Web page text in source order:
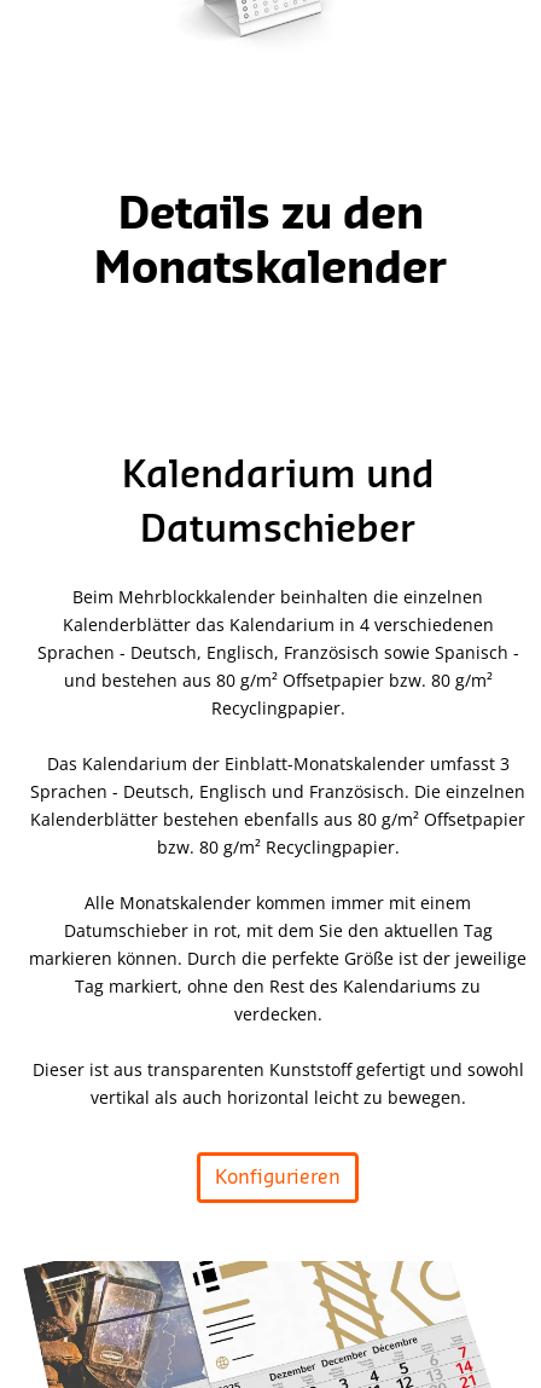
Details zu den
Monatskalender
Kalendarium und
Datumschieber
Beim Mehrblockkalender beinhalten die einzelnen
Kalenderblätter das Kalendarium in 4 verschiedenen
Sprachen - Deutsch, Englisch, Französisch sowie Spanisch -
und bestehen aus 80 g/m² Offsetpapier bzw. 80 g/m²
Recyclingpapier.
Das Kalendarium der Einblatt-Monatskalender umfasst 3
Sprachen - Deutsch, Englisch und Französisch. Die einzelnen
Kalenderblätter bestehen ebenfalls aus 80 g/m² Offsetpapier
bzw. 80 g/m² Recyclingpapier.
Alle Monatskalender kommen immer mit einem
Datumschieber in rot, mit dem Sie den aktuellen Tag
markieren können. Durch die perfekte Größe ist der jeweilige
Tag markiert, ohne den Rest des Kalendariums zu
verdecken.
Dieser ist aus transparenten Kunststoff gefertigt und sowohl
vertikal als auch horizontal leicht zu bewegen.
Konfigurieren